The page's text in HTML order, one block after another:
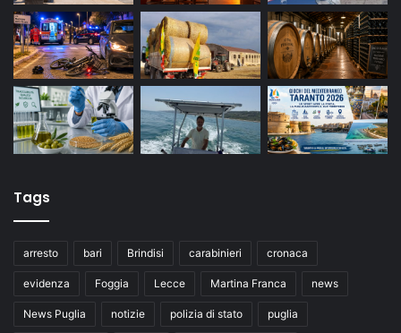
Tags
arresto bari Brindisi carabinieri cronaca
evidenza Foggia Lecce Martina Franca news
News Puglia notizie polizia di stato puglia